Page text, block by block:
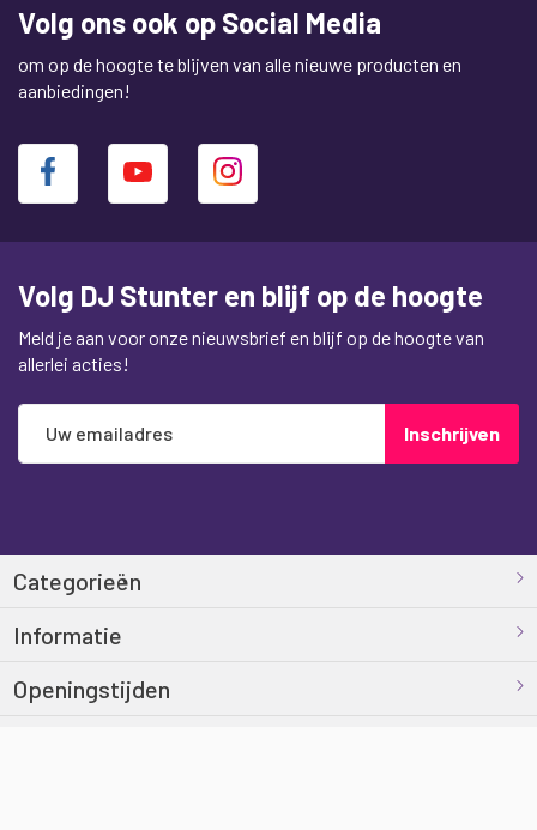
Volg ons ook op Social Media
om op de hoogte te blijven van alle nieuwe producten en
aanbiedingen!
Volg DJ Stunter en blijf op de hoogte
Meld je aan voor onze nieuwsbrief en blijf op de hoogte van
allerlei acties!
Abonneer
op
Inschrijven
Categorieën
Informatie
Openingstijden